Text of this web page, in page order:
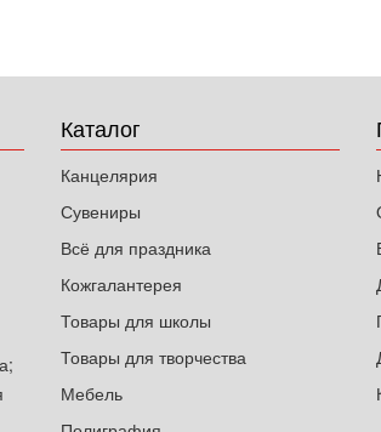
Каталог
Канцелярия
Сувениры
Всё для праздника
Кожгалантерея
Товары для школы
Товары для творчества
Мебель